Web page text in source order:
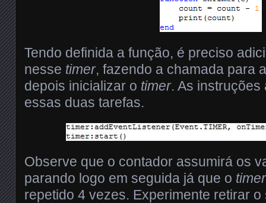
Tendo definida a função, é preciso
nesse timer, fazendo a chamada para
depois inicializar o timer. As instruções
essas duas tarefas.
Observe que o contador assumirá os
parando logo em seguida já que o timer
repetido 4 vezes. Experimente retirar